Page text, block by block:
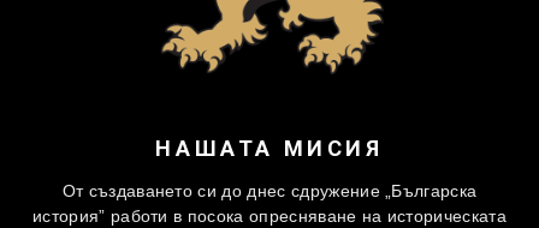
НАШАТА МИСИЯ
От създаването си до днес сдружение „Българска
история” работи в посока опресняване на историческата